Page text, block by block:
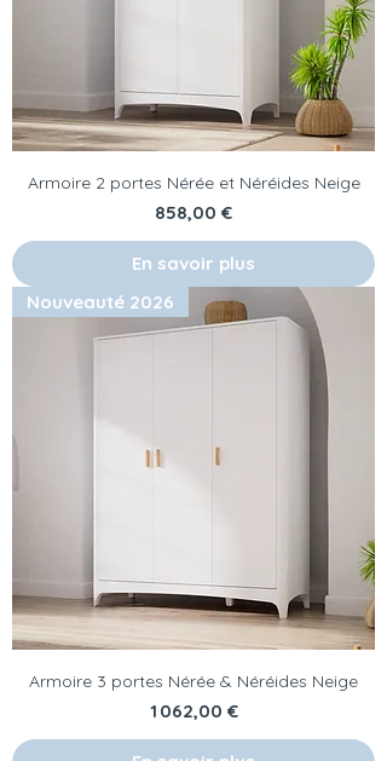
Armoire 2 portes Nérée et Néréides Neige
Prix
858,00 €
En savoir plus
Nouveauté 2026
Armoire 3 portes Nérée & Néréides Neige
Prix
1 062,00 €